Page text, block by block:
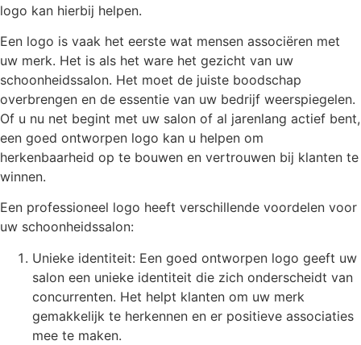
logo kan hierbij helpen.
Een logo is vaak het eerste wat mensen associëren met
uw merk. Het is als het ware het gezicht van uw
schoonheidssalon. Het moet de juiste boodschap
overbrengen en de essentie van uw bedrijf weerspiegelen.
Of u nu net begint met uw salon of al jarenlang actief bent,
een goed ontworpen logo kan u helpen om
herkenbaarheid op te bouwen en vertrouwen bij klanten te
winnen.
Een professioneel logo heeft verschillende voordelen voor
uw schoonheidssalon:
Unieke identiteit: Een goed ontworpen logo geeft uw
salon een unieke identiteit die zich onderscheidt van
concurrenten. Het helpt klanten om uw merk
gemakkelijk te herkennen en er positieve associaties
mee te maken.